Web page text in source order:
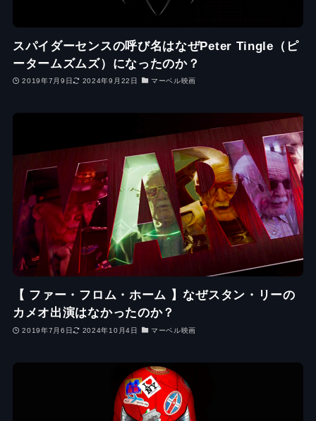
スパイダーセンスの呼び名はなぜPeter Tingle（ピ
ータームズムズ）になったのか？
2019年7月9日 2024年9月22日 マーベル映画
【 ファー・フロム・ホーム 】なぜスタン・リーの
カメオ出演はなかったのか？
2019年7月6日 2024年10月4日 マーベル映画